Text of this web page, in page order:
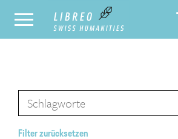
Filter zurücksetzen